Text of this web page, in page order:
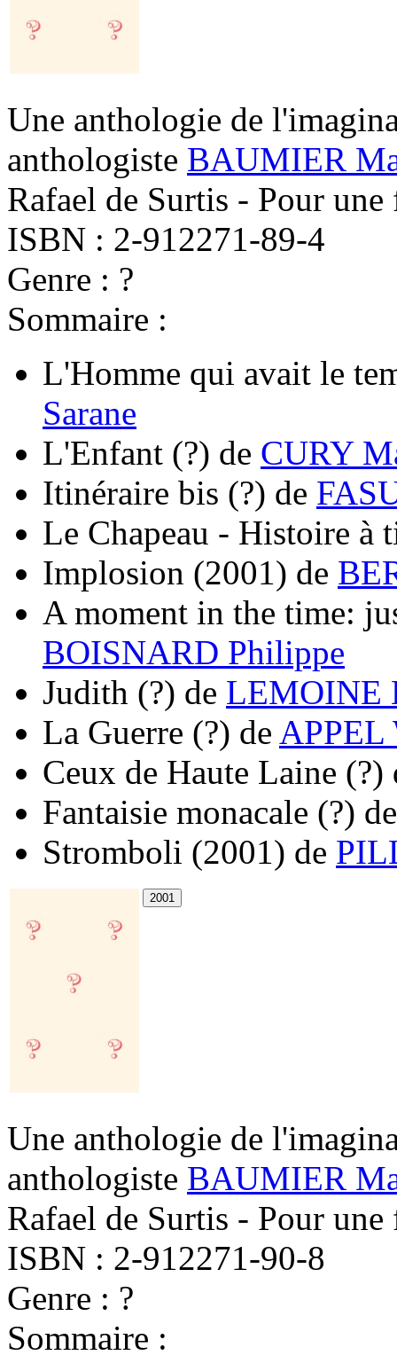
Une anthologie de
anthologiste BAUMIER
Rafael de Surtis - Pour
ISBN : 2-912271-89-4
Genre : ?
Sommaire :
L'Homme qui avait le
Sarane
L'Enfant (?) de CURY
Itinéraire bis (?) de
Le Chapeau - Histoire à
Implosion (2001) de
A moment in the time:
BOISNARD Philippe
Judith (?) de LEMOINE
La Guerre (?) de APPEL
Ceux de Haute Laine (?)
Fantaisie monacale (?)
Stromboli (2001) de
Une anthologie de
anthologiste BAUMIER
Rafael de Surtis - Pour
ISBN : 2-912271-90-8
Genre : ?
Sommaire :